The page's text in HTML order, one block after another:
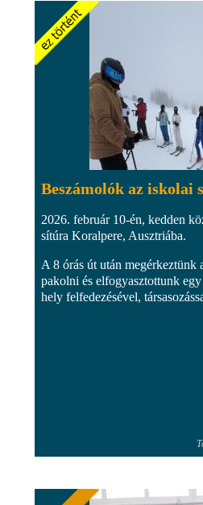
Beszámolók az iskolai
2026. február 10-én, kedden
sítúra Koralpere, Ausztriába.
A 8 órás út után megérkeztünk
pakolni és elfogyasztottunk
hely felfedezésével,